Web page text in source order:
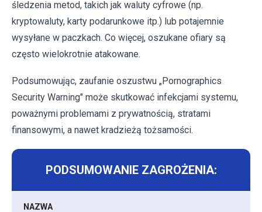
śledzenia metod, takich jak waluty cyfrowe (np.
kryptowaluty, karty podarunkowe itp.) lub potajemnie
wysyłane w paczkach. Co więcej, oszukane ofiary są
często wielokrotnie atakowane.
Podsumowując, zaufanie oszustwu „Pornographics
Security Warning" może skutkować infekcjami systemu,
poważnymi problemami z prywatnością, stratami
finansowymi, a nawet kradzieżą tożsamości.
PODSUMOWANIE ZAGROŻENIA:
NAZWA